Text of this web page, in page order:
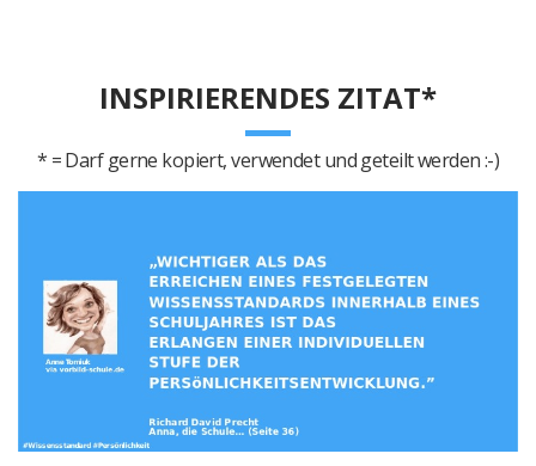
INSPIRIERENDES ZITAT*
* = Darf gerne kopiert, verwendet und geteilt werden :-)